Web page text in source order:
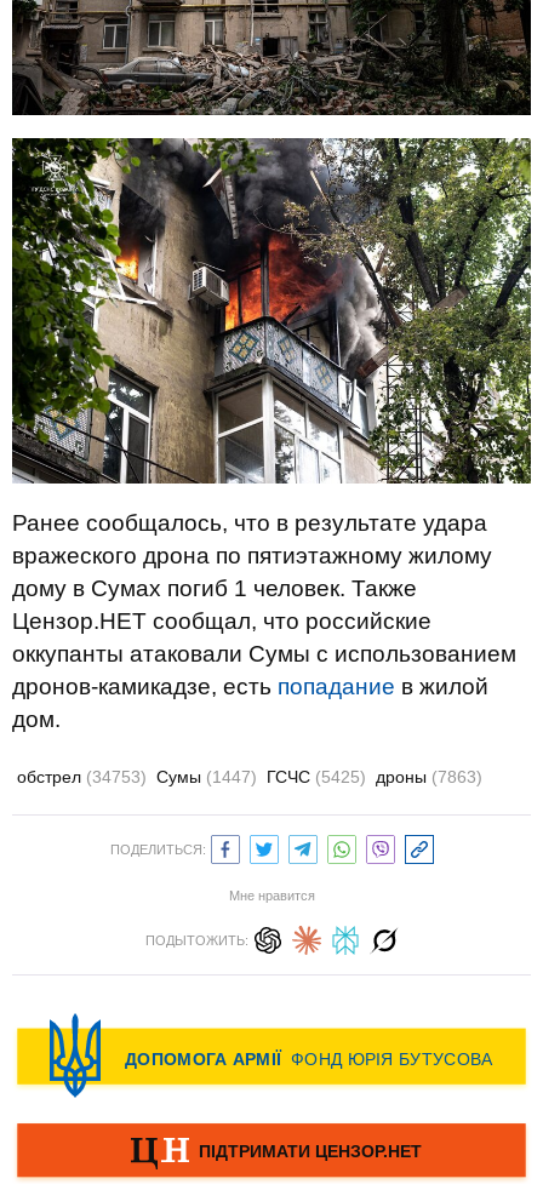
Ранее сообщалось, что в результате удара
вражеского дрона по пятиэтажному жилому
дому в Сумах погиб 1 человек. Также
Цензор.НЕТ сообщал, что российские
оккупанты атаковали Сумы с использованием
дронов-камикадзе, есть попадание в жилой
дом.
обстрел (34753) Сумы (1447) ГСЧС (5425) дроны (7863)
ПОДЕЛИТЬСЯ:
Мне нравится
ПОДЫТОЖИТЬ: